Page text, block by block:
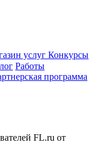
услуг Конкурсы
Работы
программа
FL.ru от